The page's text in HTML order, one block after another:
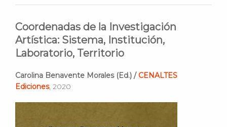
Coordenadas de la Investigación
Artística: Sistema, Institución,
Laboratorio, Territorio
Carolina Benavente Morales (Ed.) / CENALTES
Ediciones, 2020